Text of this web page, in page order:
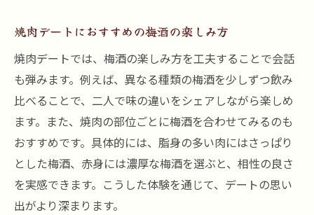
焼肉デートにおすすめの梅酒の楽しみ方
焼肉デートでは、梅酒の楽しみ方を工夫することで会話
も弾みます。例えば、異なる種類の梅酒を少しずつ飲み
比べることで、二人で味の違いをシェアしながら楽しめ
ます。また、焼肉の部位ごとに梅酒を合わせてみるのも
おすすめです。具体的には、脂身の多い肉にはさっぱり
とした梅酒、赤身には濃厚な梅酒を選ぶと、相性の良さ
を実感できます。こうした体験を通じて、デートの思い
出がより深まります。